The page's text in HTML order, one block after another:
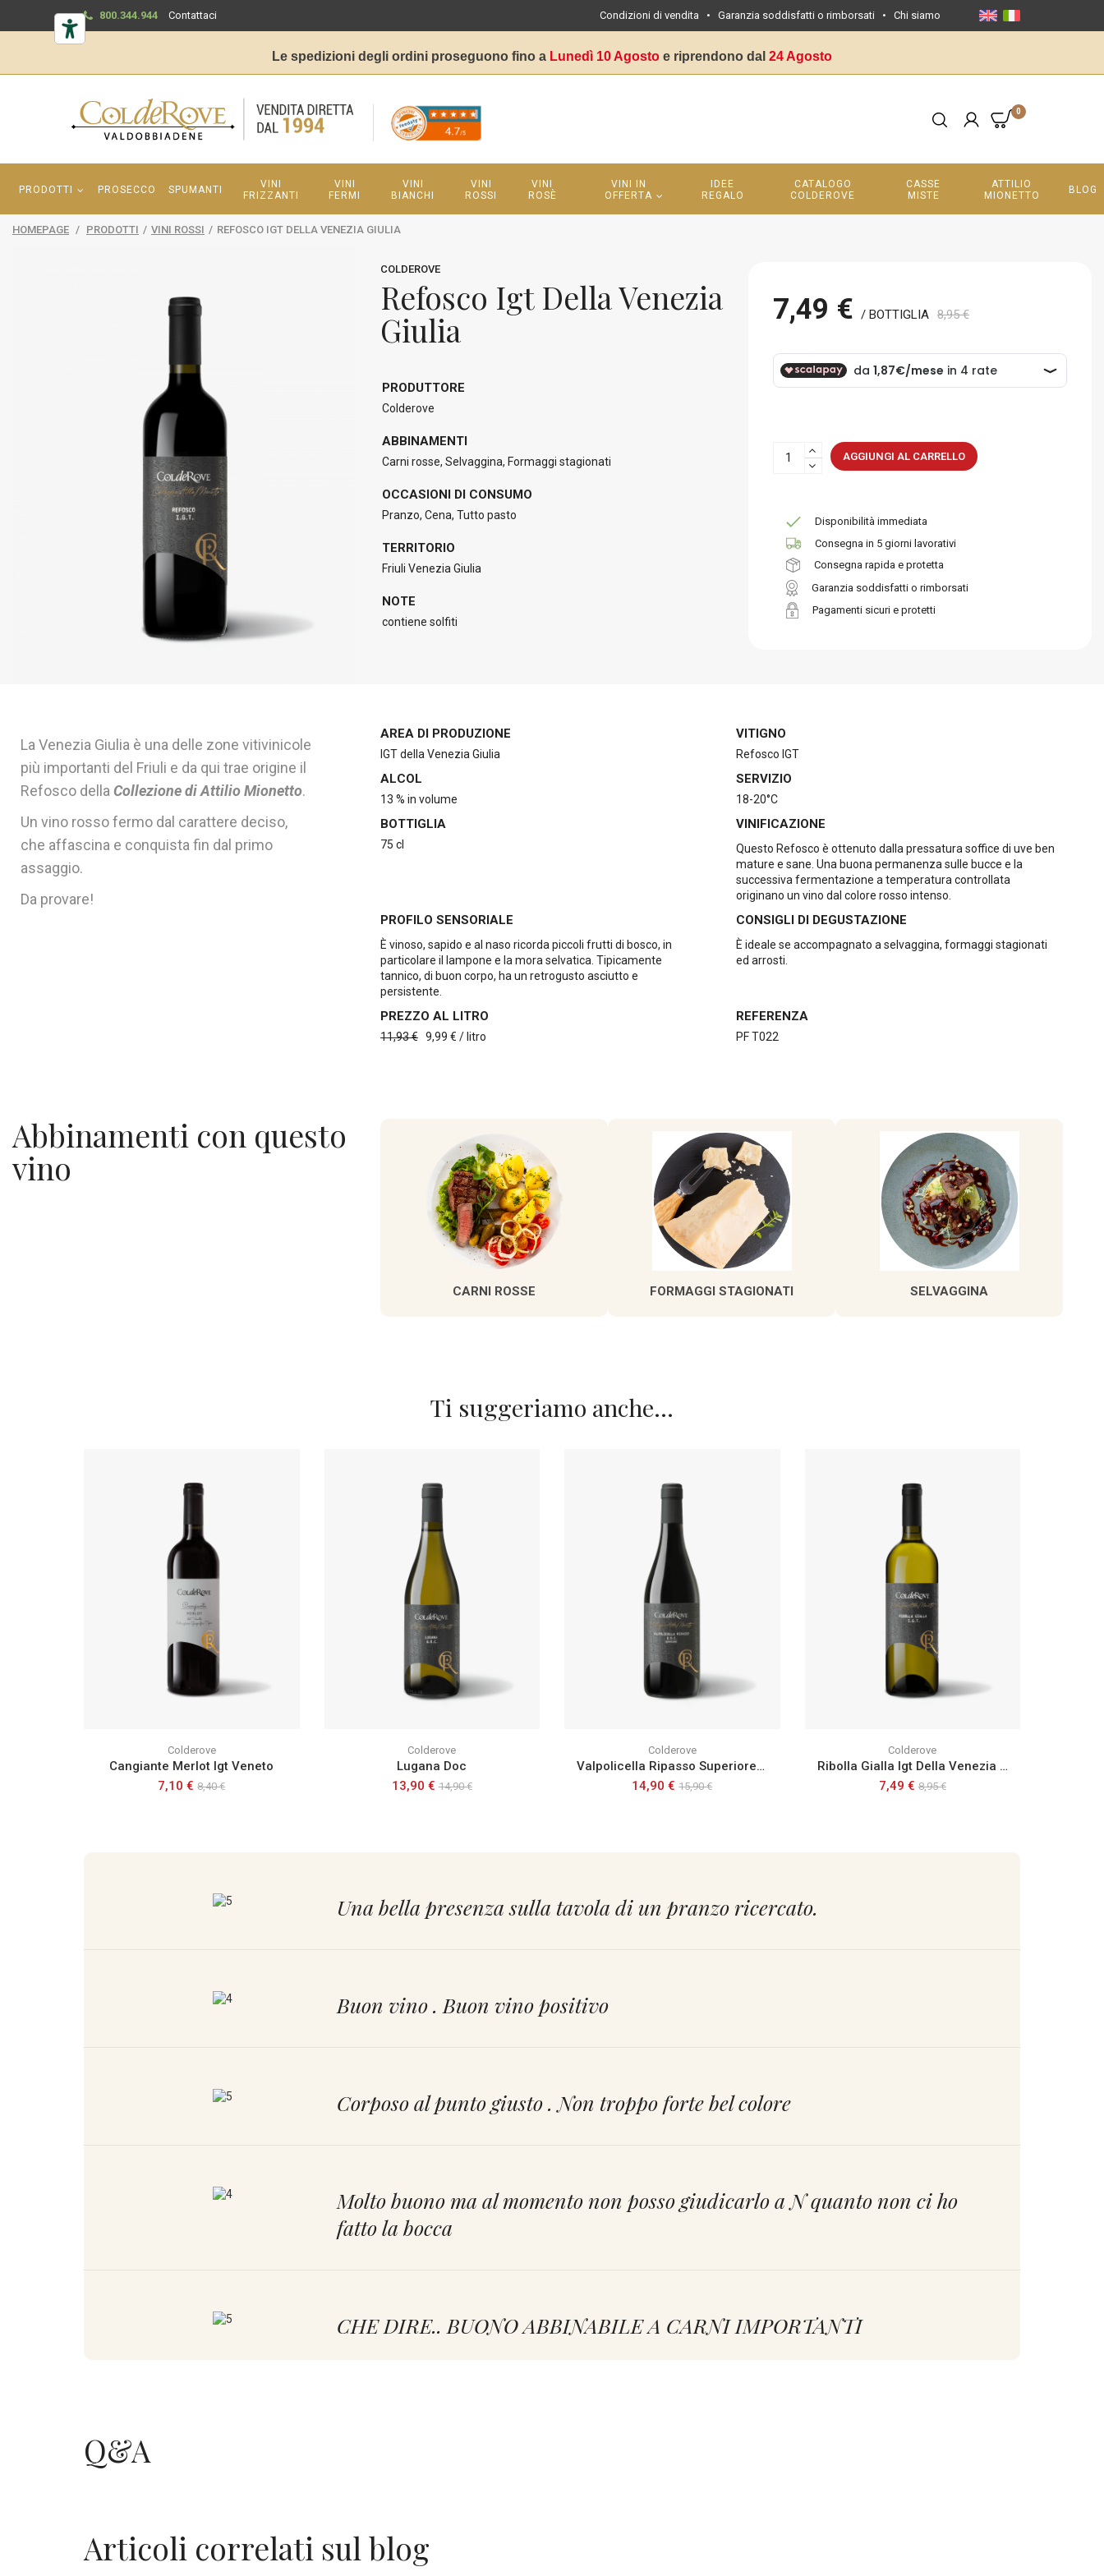
800.344.944 Contattaci Condizioni di vendita • Garanzia soddisfatti o rimborsati• Chi siamo
Le spedizioni degli ordini proseguono fino a Lunedì 10 Agosto e riprendono dal 24 Agosto
0
PRODOTTI PROSECCO SPUMANTI
VINI
FRIZZANTI
VINI
FERMI
VINI
BIANCHI
VINI
ROSSI
VINI
ROSÈ
VINI IN
OFFERTA
IDEE
REGALO
CATALOGO
COLDEROVE
CASSE
MISTE
ATTILIO
MIONETTO
BLOG
HOMEPAGE / PRODOTTI / VINI ROSSI / REFOSCO IGT DELLA VENEZIA GIULIA
COLDEROVE
Refosco Igt Della Venezia
Giulia
PRODUTTORE
Colderove
ABBINAMENTI
Carni rosse, Selvaggina, Formaggi stagionati
OCCASIONI DI CONSUMO
Pranzo, Cena, Tutto pasto
TERRITORIO
Friuli Venezia Giulia
NOTE
contiene solfiti
7,49 € / BOTTIGLIA 8,95 €
AGGIUNGI AL CARRELLO
Disponibilità immediata
Consegna in 5 giorni lavorativi
Consegna rapida e protetta
Garanzia soddisfatti o rimborsati
Pagamenti sicuri e protetti
La Venezia Giulia è una delle zone vitivinicole
più importanti del Friuli e da qui trae origine il
Refosco della Collezione di Attilio Mionetto.
Un vino rosso fermo dal carattere deciso,
che affascina e conquista fin dal primo
assaggio.
Da provare!
AREA DI PRODUZIONE
IGT della Venezia Giulia
VITIGNO
Refosco IGT
ALCOL
13 % in volume
SERVIZIO
18-20°C
BOTTIGLIA
75 cl
VINIFICAZIONE
Questo Refosco è ottenuto dalla pressatura soffice di uve ben
mature e sane. Una buona permanenza sulle bucce e la
successiva fermentazione a temperatura controllata
originano un vino dal colore rosso intenso.
PROFILO SENSORIALE
È vinoso, sapido e al naso ricorda piccoli frutti di bosco, in
particolare il lampone e la mora selvatica. Tipicamente
tannico, di buon corpo, ha un retrogusto asciutto e
persistente.
CONSIGLI DI DEGUSTAZIONE
È ideale se accompagnato a selvaggina, formaggi stagionati
ed arrosti.
PREZZO AL LITRO
11,93 €9,99 € / litro
REFERENZA
PF T022
Abbinamenti con questo
vino
CARNI ROSSE FORMAGGI STAGIONATI SELVAGGINA
Ti suggeriamo anche...
Colderove
Cangiante Merlot Igt Veneto
7,10 €8,40 €
Colderove
Lugana Doc
13,90 € 14,90 €
Colderove
Valpolicella Ripasso Superiore Doc
14,90 €15,90 €
Colderove
Ribolla Gialla Igt Della Venezia Giulia
7,49 € 8,95 €
Una bella presenza sulla tavola di un pranzo ricercato.
Buon vino . Buon vino positivo
Corposo al punto giusto . Non troppo forte bel colore
Molto buono ma al momento non posso giudicarlo a N quanto non ci ho
fatto la bocca
CHE DIRE.. BUONO ABBINABILE A CARNI IMPORTANTI
Q&A
Articoli correlati sul blog